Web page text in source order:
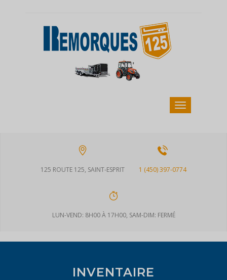
125 ROUTE 125, SAINT-ESPRIT 1 (450) 397-0774
LUN-VEND: 8H00 À 17H00, SAM-DIM: FERMÉ
INVENTAIRE